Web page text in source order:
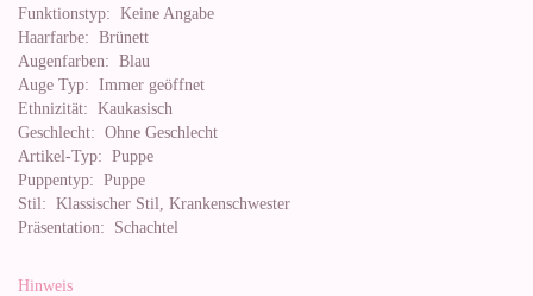
Funktionstyp: Keine Angabe
Haarfarbe: Brünett
Augenfarben: Blau
Auge Typ: Immer geöffnet
Ethnizität: Kaukasisch
Geschlecht: Ohne Geschlecht
Artikel-Typ: Puppe
Puppentyp: Puppe
Stil: Klassischer Stil, Krankenschwester
Präsentation: Schachtel
Hinweis